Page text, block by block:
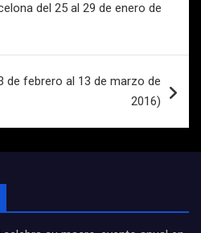
del 25 al 29 de enero de
de febrero al 13 de marzo de
2016)